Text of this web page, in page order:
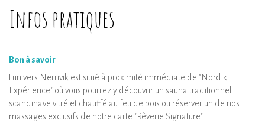
Distanciation physique
Désinfection de l’hébergement et de ses
Infos pratiques
Bon à savoir
L'univers Nerrivik est situé à proximité immédiate de "Nordik
Expérience" où vous pourrez y découvrir un sauna traditionnel
scandinave vitré et chauffé au feu de bois ou réserver un de nos
massages exclusifs de notre carte "Rêverie Signature".